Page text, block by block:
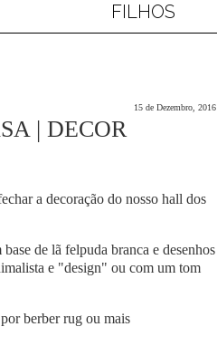
FILHOS
15 de Dezembro, 2016
| DECOR
a decoração do nosso hall dos
de lã felpuda branca e desenhos
e "design" ou com um tom
berber rug ou mais